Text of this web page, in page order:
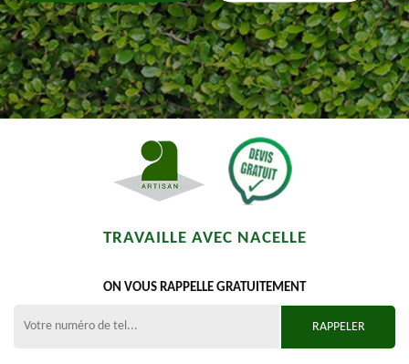
TRAVAILLE AVEC NACELLE
ON VOUS RAPPELLE GRATUITEMENT